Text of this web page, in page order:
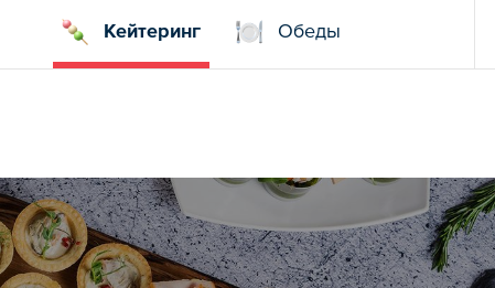
Кейтеринг Обеды